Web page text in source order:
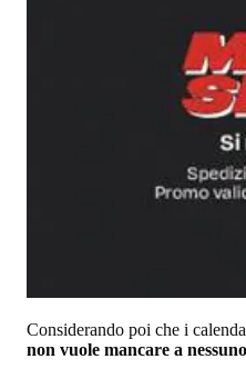
Considerando poi che i
non vuole mancare a